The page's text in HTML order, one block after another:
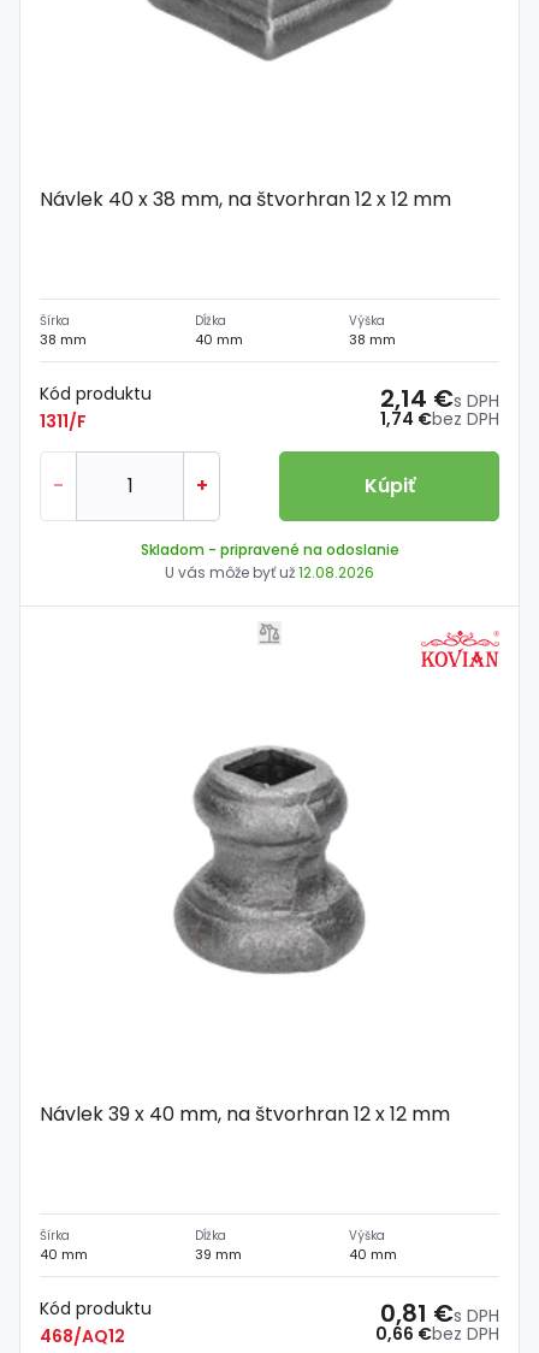
Návlek 40 x 38 mm, na štvorhran 12 x 12 mm
Šírka
38 mm
Dĺžka
40 mm
Výška
38 mm
Kód produktu
1311/F
1,74 €bez DPH
2,14 €s DPH
- + Kúpiť
Skladom - pripravené na odoslanie
U vás môže byť už12.08.2026
Návlek 39 x 40 mm, na štvorhran 12 x 12 mm
Šírka
40 mm
Dĺžka
39 mm
Výška
40 mm
Kód produktu
468/AQ12
0,66 €bez DPH
0,81 €s DPH